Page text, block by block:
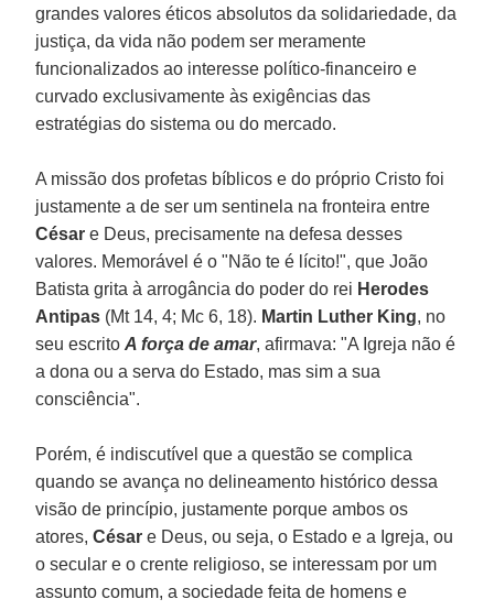
grandes valores éticos absolutos da solidariedade, da
justiça, da vida não podem ser meramente
funcionalizados ao interesse político-financeiro e
curvado exclusivamente às exigências das
estratégias do sistema ou do mercado.
A missão dos profetas bíblicos e do próprio Cristo foi
justamente a de ser um sentinela na fronteira entre
Césare Deus, precisamente na defesa desses
valores. Memorável é o "Não te é lícito!", que João
Batista grita à arrogância do poder do rei Herodes
Antipas (Mt 14, 4; Mc 6, 18). Martin Luther King, no
seu escritoA força de amar, afirmava: "A Igreja não é
a dona ou a serva do Estado, mas sim a sua
consciência".
Porém, é indiscutível que a questão se complica
quando se avança no delineamento histórico dessa
visão de princípio, justamente porque ambos os
atores,Césare Deus, ou seja, o Estado e a Igreja, ou
o secular e o crente religioso, se interessam por um
assunto comum, a sociedade feita de homens e